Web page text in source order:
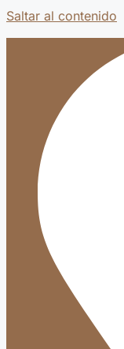
Saltar al contenido